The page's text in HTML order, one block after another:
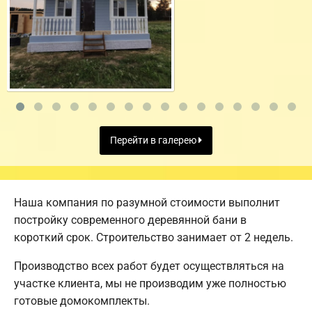
Перейти в галерею
Наша компания по разумной стоимости выполнит
постройку современного деревянной бани в
короткий срок. Строительство занимает от 2 недель.
Производство всех работ будет осуществляться на
участке клиента, мы не производим уже полностью
готовые домокомплекты.